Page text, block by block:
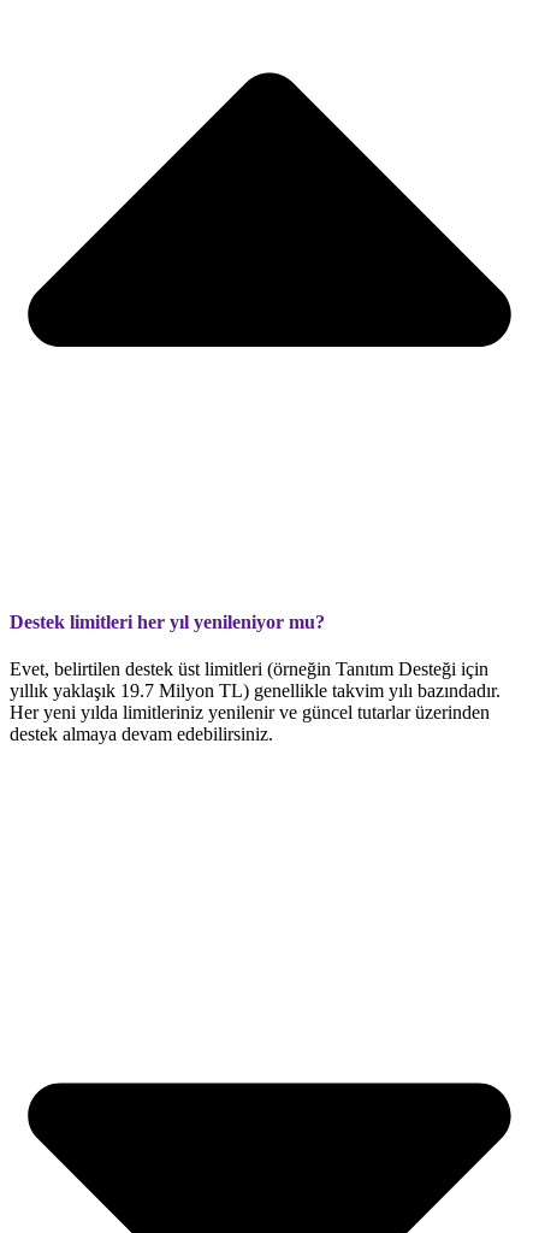
Destek limitleri her yıl yenileniyor mu?
Evet, belirtilen destek üst limitleri (örneğin Tanıtım Desteği için
yıllık yaklaşık 19.7 Milyon TL) genellikle takvim yılı bazındadır.
Her yeni yılda limitleriniz yenilenir ve güncel tutarlar üzerinden
destek almaya devam edebilirsiniz.